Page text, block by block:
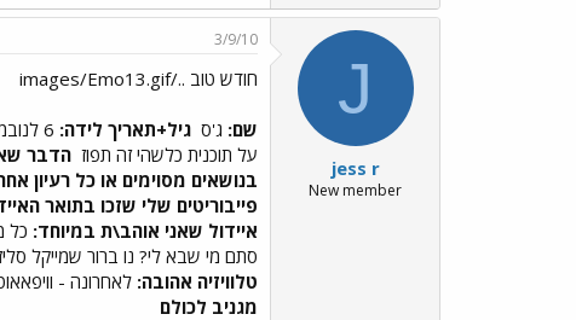
J
jess r
New member
3/9/10
חודש טוב ../images/Emo13.gif
שם: ג'ס גיל+תאריך לידה:
על תוכנית כלשהי זה תפוז הדבר
בנושאים מסוימים או כל רעיון
פייבוריטים שלי שזכו בתואר
איידול שאני אוהב\ת במיוחד: כל
סתם מי שבא לי? נו ברור שמייקל
טלוויזיה אהובה: לאחרונה -
מגניב לכולם